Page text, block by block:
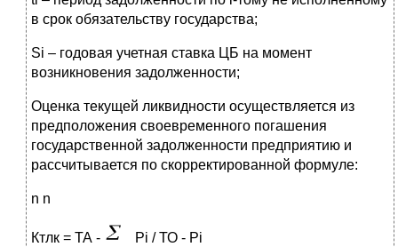
в срок обязательству государства;
Si – годовая учетная ставка ЦБ на момент
возникновения задолженности;
Оценка текущей ликвидности осуществляется из
предположения своевременного погашения
государственной задолженности предприятию и
рассчитывается по скорректированной формуле:
n n
Ктлк = ТА - Pi / ТО - Pi